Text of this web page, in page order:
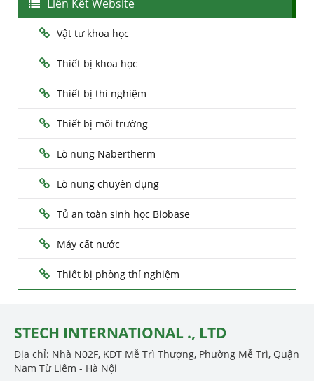
Liên Kết Website
Vật tư khoa học
Thiết bị khoa học
Thiết bị thí nghiệm
Thiết bị môi trường
Lò nung Nabertherm
Lò nung chuyên dụng
Tủ an toàn sinh học Biobase
Máy cất nước
Thiết bị phòng thí nghiệm
STECH INTERNATIONAL ., LTD
Địa chỉ: Nhà N02F, KĐT Mễ Trì Thượng, Phường Mễ Trì, Quận
Nam Từ Liêm - Hà Nội